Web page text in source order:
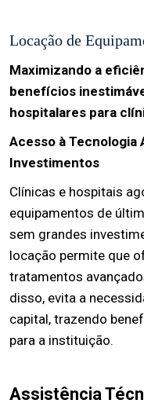
Locação de
Maximizando a
benefícios
hospitalares para
Acesso à Tecnologia
Investimentos
Clínicas e hospitais
equipamentos de
sem grandes
locação permite que
tratamentos
disso, evita a
capital, trazendo
para a instituição.
Assistência